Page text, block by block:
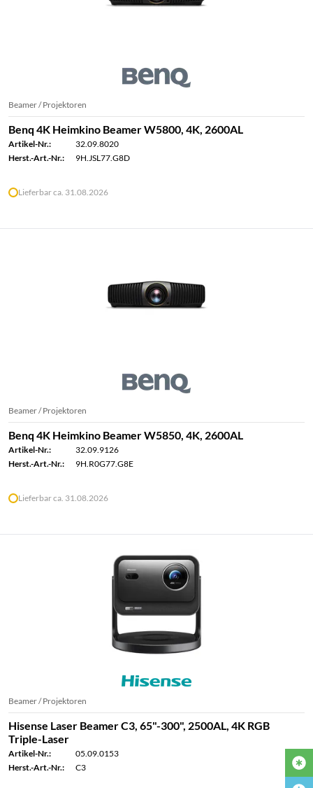
Beamer / Projektoren
Benq 4K Heimkino Beamer W5800, 4K, 2600AL
Artikel-Nr.:
32.09.8020
Herst.-Art.-Nr.:
9H.JSL77.G8D
Lieferbar ca. 31.08.2026
Beamer / Projektoren
Benq 4K Heimkino Beamer W5850, 4K, 2600AL
Artikel-Nr.:
32.09.9126
Herst.-Art.-Nr.:
9H.R0G77.G8E
Lieferbar ca. 31.08.2026
Beamer / Projektoren
Hisense Laser Beamer C3, 65"-300", 2500AL, 4K RGB
Triple-Laser
Artikel-Nr.:
05.09.0153
Herst.-Art.-Nr.:
C3